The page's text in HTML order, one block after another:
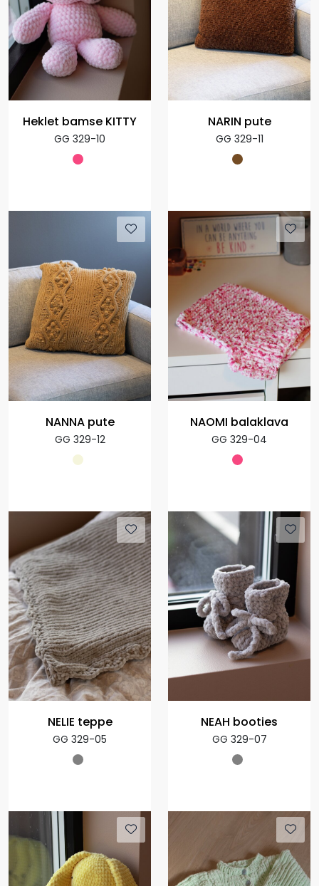
Heklet bamse KITTY
GG 329-10
NARIN pute
GG 329-11
NANNA pute
GG 329-12
NAOMI balaklava
GG 329-04
NELIE teppe
GG 329-05
NEAH booties
GG 329-07